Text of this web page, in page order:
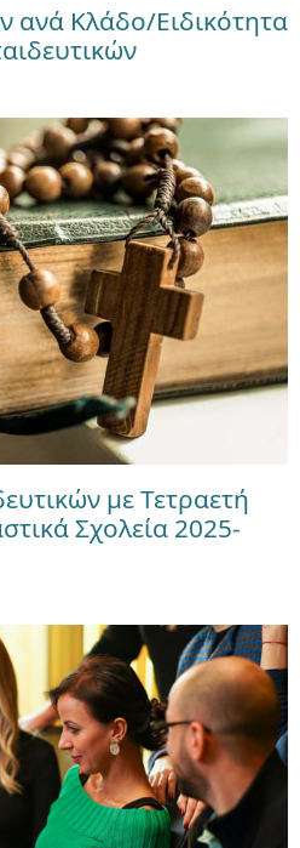
ανά Κλάδο/Ειδικότητα
με Τετραετή
Σχολεία 2025-